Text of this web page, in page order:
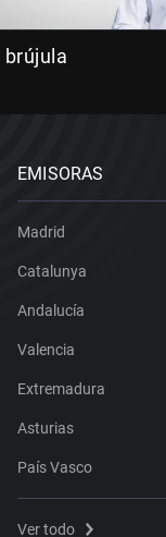
brújula
EMISORAS
Madrid
Catalunya
Andalucía
Valencia
Extremadura
Asturias
País Vasco
Ver todo